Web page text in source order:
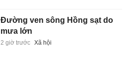
Đường ven sông Hồng sạt do
mưa lớn
2 giờ trước Xã hội